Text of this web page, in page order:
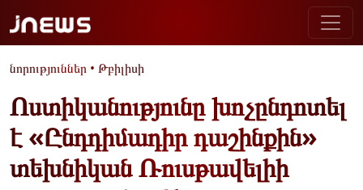
նորություններ • Թբիլիսի
Ոստիկանությունը խոչընդոտել
է «Ընդդիմադիր դաշինքին»
տեխնիկան Ռուսթավելիի